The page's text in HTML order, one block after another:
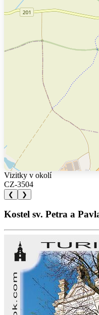
Vizitky v okolí
CZ-3504
❮ ❯
Kostel sv. Petra a